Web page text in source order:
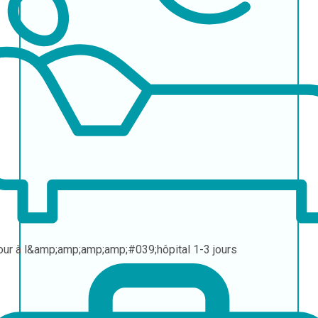
à l&amp;amp;amp;amp;#039;hôpital 1-3 jours